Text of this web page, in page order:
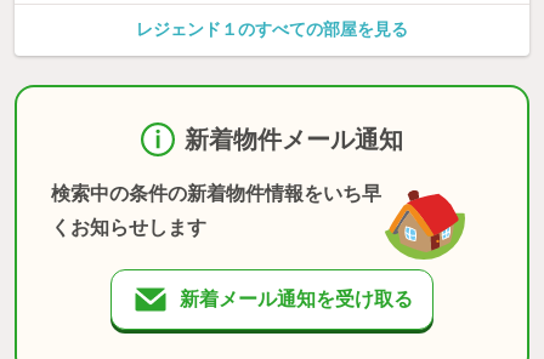
レジェンド１のすべての部屋を見る
新着物件メール通知
検索中の条件の新着物件情報をいち早
くお知らせします
新着メール通知を受け取る